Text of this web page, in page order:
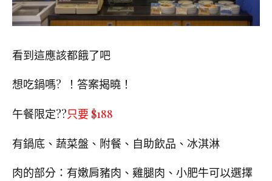
看到這應該都餓了吧
想吃鍋嗎? ！答案揭曉！
午餐限定??只要 $188
有鍋底、蔬菜盤、附餐、自助飲品、冰淇淋
肉的部分：有嫩肩豬肉、雞腿肉、小肥牛可以選擇